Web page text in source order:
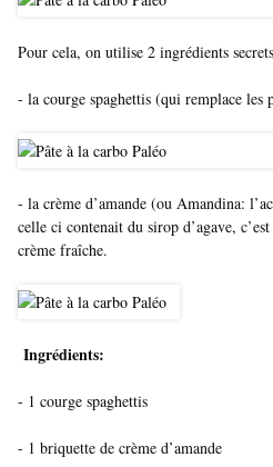
Pour cela, on utilise 2 ingrédients
- la courge spaghettis (qui remplace les
- la crème d’amande (ou Amandina:
celle ci contenait du sirop d’agave,
crème fraîche.
Ingrédients:
- 1 courge spaghettis
- 1 briquette de crème d’amande